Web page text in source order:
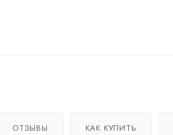
ОТЗЫВЫ КАК КУПИТЬ